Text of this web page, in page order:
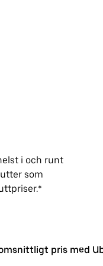
i och runt
som
pris med